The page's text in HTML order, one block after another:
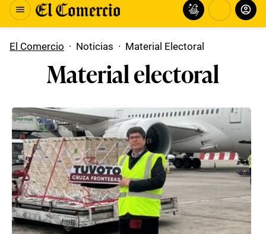
El Comercio · Noticias · Material Electoral
Material electoral